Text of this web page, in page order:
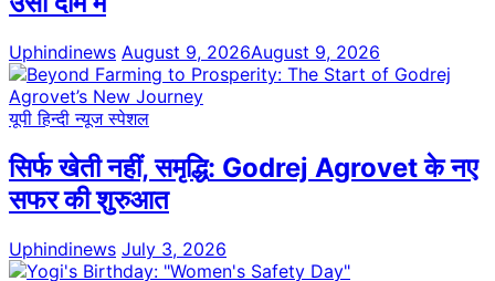
Uphindinews August 9, 2026August 9, 2026
यूपी हिन्दी न्यूज स्पेशल
सिर्फ खेती नहीं, समृद्धि: Godrej Agrovet के नए
सफर की शुरुआत
Uphindinews July 3, 2026